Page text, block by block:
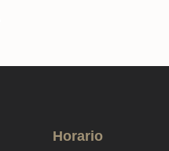
Horario